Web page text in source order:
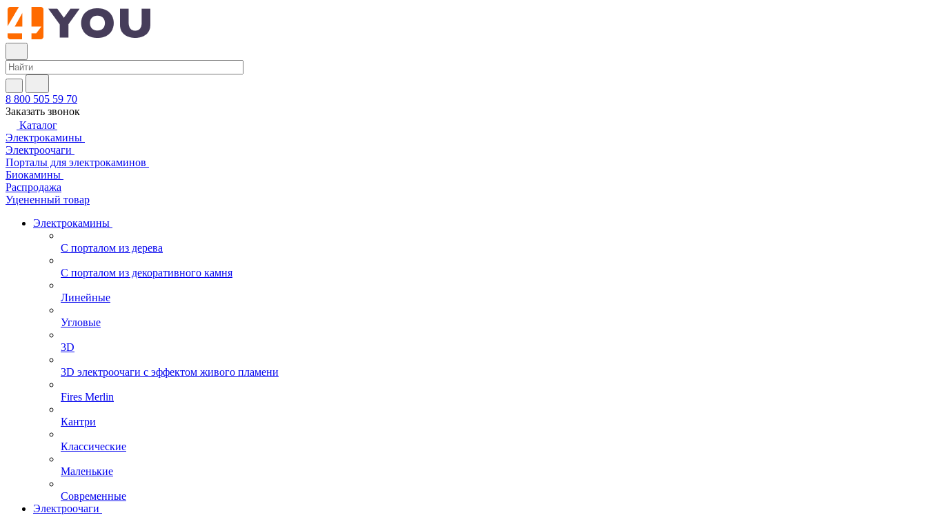
8 800 505 59 70
Заказать звонок
Каталог
Электрокамины
Электроочаги
Порталы для электрокаминов
Биокамины
Распродажа
Уцененный товар
Электрокамины
С порталом из дерева
С порталом из декоративного камня
Линейные
Угловые
3D
3D электроочаги с эффектом живого пламени
Fires Merlin
Кантри
Классические
Маленькие
Современные
Электроочаги